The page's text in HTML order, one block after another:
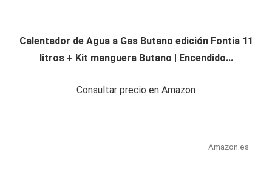
Calentador de Agua a Gas Butano edición Fontia 11
litros + Kit manguera Butano | Encendido...
Consultar precio en Amazon
Amazon.es